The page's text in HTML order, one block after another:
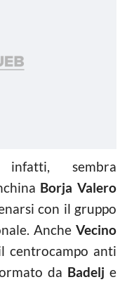
sembra
Borja Valero
con il gruppo
Anche Vecino
centrocampo anti
da Badelj e